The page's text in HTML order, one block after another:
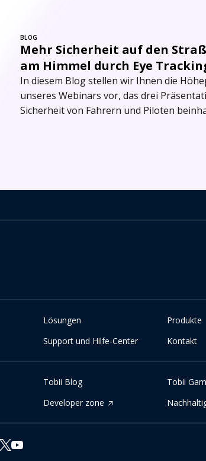
BLOG
Mehr Sicherheit auf den
am Himmel durch Eye
In diesem Blog stellen wir Ihnen die
unseres Webinars vor, das drei
Sicherheit von Fahrern und Piloten
Lösungen Produkte
Support und Hilfe-Center Kontakt
Tobii Blog Tobii
Developer zone